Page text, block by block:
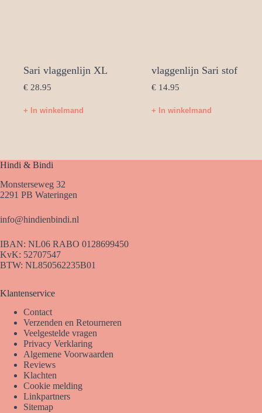
Sari vlaggenlijn XL
€ 28.95
+ In winkelmand
vlaggenlijn Sari stof
€ 14.95
+ In winkelmand
Hindi & Bindi
Monsterseweg 32
2291 PB Wateringen
info@hindienbindi.nl
IBAN: NL06 RABO 0128699450
KvK: 52707547
BTW: NL850562235B01
Klantenservice
Contact
Verzenden en Retourneren
Veelgestelde vragen
Privacy Verklaring
Algemene Voorwaarden
Reviews
Klachten
Cookie melding
Linkpartners
Sitemap